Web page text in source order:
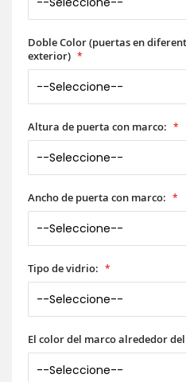
Doble Color (puertas en
exterior)
Altura de puerta con marco:
Ancho de puerta con marco:
Tipo de vidrio:
El color del marco alrededor